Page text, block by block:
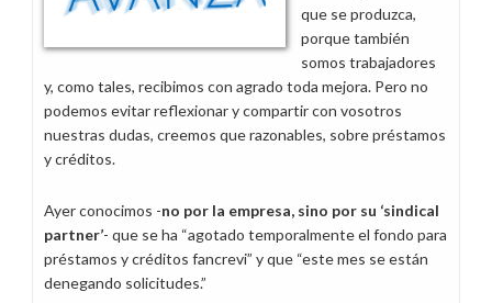
que se produzca,
porque también
somos trabajadores
y, como tales, recibimos con agrado toda mejora. Pero no
podemos evitar reflexionar y compartir con vosotros
nuestras dudas, creemos que razonables, sobre préstamos
y créditos.
Ayer conocimos -no por la empresa, sino por su ‘sindical
partner’- que se ha “agotado temporalmente el fondo para
préstamos y créditos fancrevi” y que “este mes se están
denegando solicitudes.”